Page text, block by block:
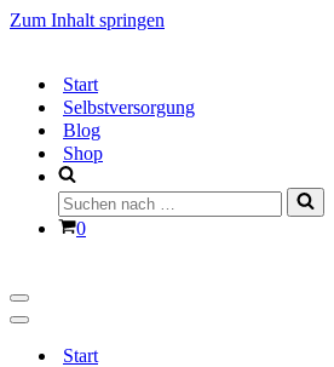
Zum Inhalt springen
Start
Selbstversorgung
Blog
Shop
Suchen
nach …
Warenkorb
0
Navigationsmenü
Navigationsmenü
Start